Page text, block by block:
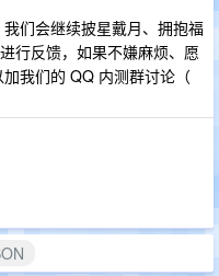
们会继续披星戴月、拥抱福
行反馈，如果不嫌麻烦、愿
我们的 QQ 内测群讨论（